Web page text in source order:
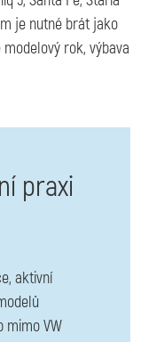
je nutné brát jako
rok, výbava
praxi
aktivní
mimo VW